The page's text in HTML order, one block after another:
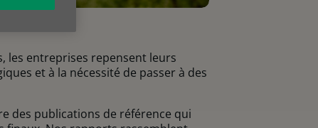
les entreprises repensent leurs
et à la nécessité de passer à des
des publications de référence qui